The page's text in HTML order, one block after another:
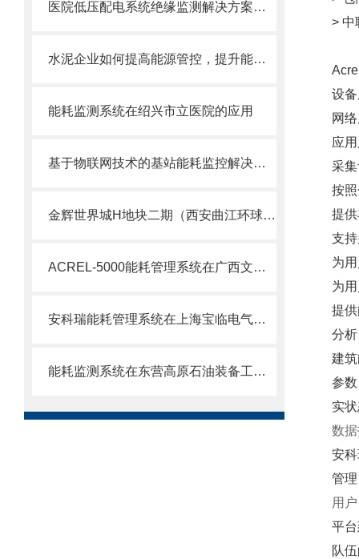
医院低压配电系统绝缘监测解决方案和案例
水泥企业如何提高能源管控，提升能源利用率，响应双碳政策？
能耗监测系统在绍兴市立医院的应用
基于物联网技术的基站能耗监控解决方案
金辉世界城H地块二期（西安曲江环球广场）项目能耗监控系统 的研究与应用
ACREL-5000能耗管理系统在广西文化艺术中心的应用
安科瑞能耗管理系统在上海宝临电气光伏项目一期的应用
能耗监测系统在东营高原石油装备工程技术中心的应用
> 中
设
网
应
采
按
提
支
为
为
提
分
建
参
实
数
安
管
用
平
队